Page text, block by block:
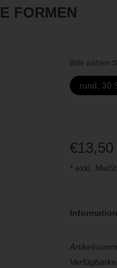
FORMEN
Bitte wählen
rund, 30
€13,50
* exkl.